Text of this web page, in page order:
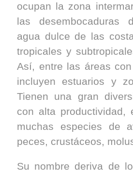
ocupan la zona
las desembocaduras
agua dulce de las
tropicales y
Así, entre las áreas
incluyen estuarios y
Tienen una gran
con alta productividad,
muchas especies de
peces, crustáceos,
Su nombre deriva de